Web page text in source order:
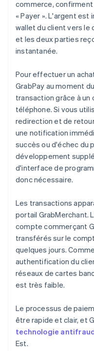
commerce,
« Payer ». L'argent
wallet du client vers le
et les deux parties
instantanée.
Pour effectuer un
GrabPay au moment
transaction grâce à un
téléphone. Si vous
redirection et de
une notification
succès ou d'échec du
développement
d'interface de
donc nécessaire.
Les transactions
portail GrabMerchant.
compte commerçant
transférés sur le
quelques jours.
authentification du
réseaux de cartes
est très faible.
Le processus de
être rapide et clair, et
technologie
Est.